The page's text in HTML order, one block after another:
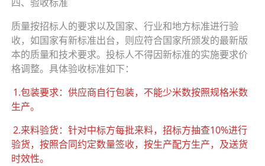
质量按招标人的要求以及国家、行业和地方标准进行验
收，如国家有新标准出台，则应符合国家所颁发的最新版
本的质量和技术要求。投标人不得因新标准的实施要求价
格调整。具体验收标准如下：
1.包装要求：供应商自行包装，不能少米数按照规格米数
生产。
2.来料验货：针对中标方每批来料，招标方抽查10%进行
验货，按照合同约定数量签收，按生产配方生产，及送货
时效性。